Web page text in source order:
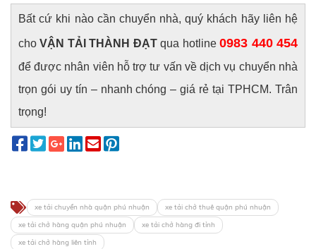
Bất cứ khi nào cần chuyển nhà, quý khách hãy liên hệ
choVẬN TẢI THÀNH ĐẠTqua hotline0983 440 454
để được nhân viên hỗ trợ tư vấn về dịch vụ chuyển nhà
trọn gói uy tín – nhanh chóng – giá rẻ tại TPHCM. Trân
trọng!
xe tải chuyển nhà quận phú nhuận
xe tải chở thuê quận phú nhuận
xe tải chở hàng quận phú nhuận
xe tải chở hàng đi tỉnh
xe tải chở hàng liên tỉnh